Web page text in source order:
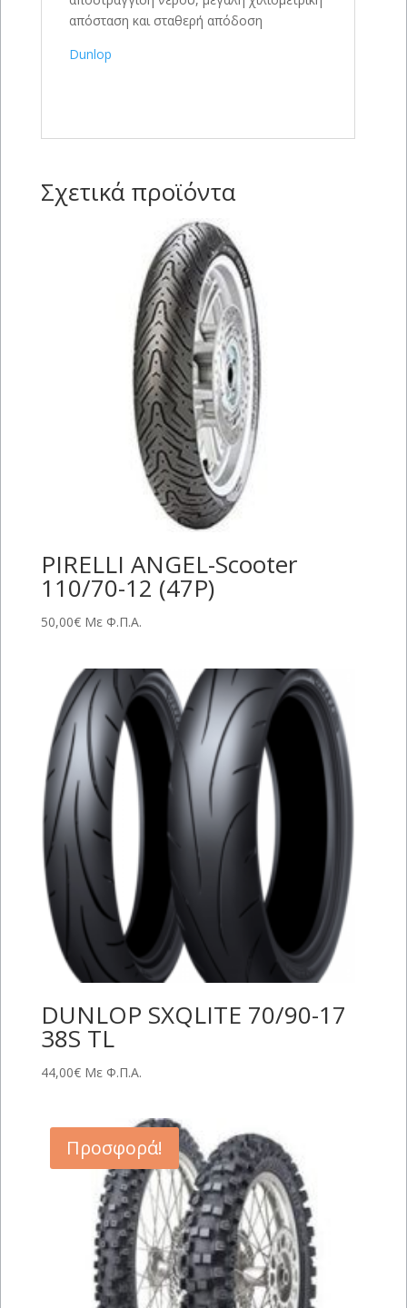
απόσταση και σταθερή απόδοση
Dunlop
Σχετικά προϊόντα
PIRELLI ANGEL-Scooter
110/70-12 (47P)
50,00€ Με Φ.Π.Α.
DUNLOP SXQLITE 70/90-17
38S TL
44,00€ Με Φ.Π.Α.
Προσφορά!